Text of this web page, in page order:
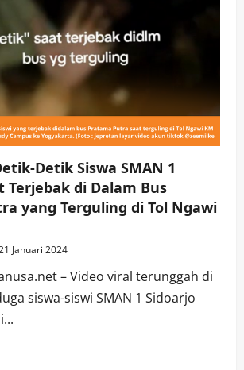
Detik Siswa SMAN 1
Terjebak di Dalam Bus
yang Terguling di Tol Ngawi
Januari 2024
– Video viral terunggah di
siswa-siswi SMAN 1 Sidoarjo